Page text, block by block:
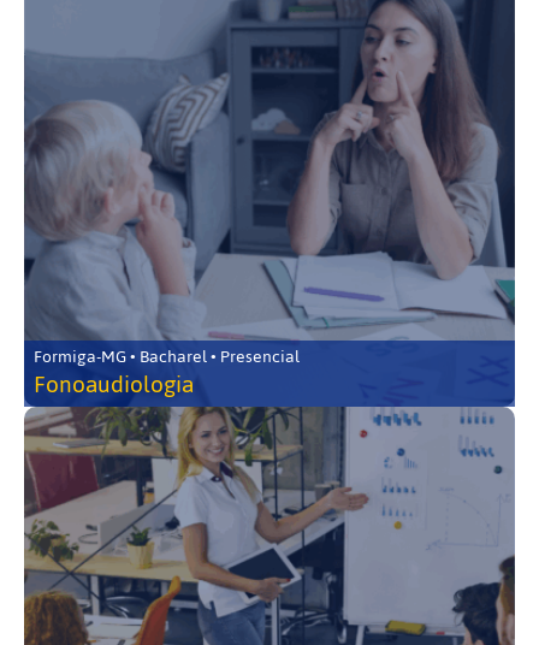
Formiga-MG • Bacharel • Presencial
Fonoaudiologia